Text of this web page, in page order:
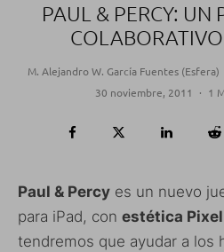
PAUL & PERCY: UN
M. Alejandro W. García Fuentes (Esfera)
30 noviembre, 2011
· 1
Paul & Percy es un nuevo
para iPad, con estética
tendremos que ayudar a los